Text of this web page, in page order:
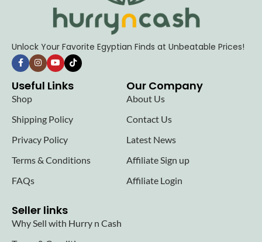
Unlock Your Favorite Egyptian Finds at Unbeatable Prices!
Useful Links
Shop
Shipping Policy
Privacy Policy
Terms & Conditions
FAQs
Our Company
About Us
Contact Us
Latest News
Affiliate Sign up
Affiliate Login
Seller links
Why Sell with Hurry n Cash